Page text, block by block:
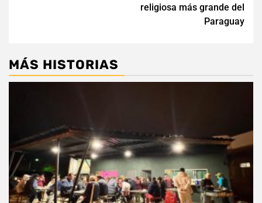
religiosa más grande del
Paraguay
MÁS HISTORIAS